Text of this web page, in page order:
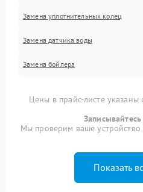
Замена уплотнительных колец
Замена датчика воды
Замена бойлера
Цены в прайс-листе указаны
Мы проверим ваше
Показать